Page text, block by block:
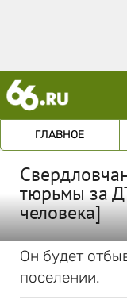
ГЛАВНОЕ
тюрьмы за
человека]
Он будет
поселении.